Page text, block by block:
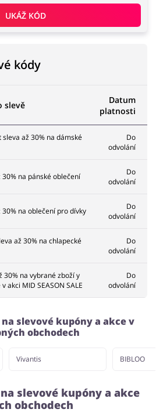
UKÁŽ KÓD
kódy
slevě
Datum
platnosti
až 30% na dámské
Do
odvolání
na pánské oblečení
Do
odvolání
na oblečení pro dívky
Do
odvolání
až 30% na chlapecké
Do
odvolání
30% na vybrané zboží y
akci MID SEASON SALE
Do
odvolání
slevové kupóny a akce v
obchodech
Vivantis BIBLOO
slevové kupóny a akce
obchodech